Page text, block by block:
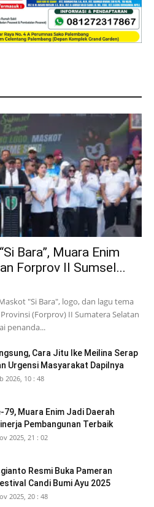
Bara”, Muara Enim
Forprov II Sumsel...
"Si Bara", logo, dan lagu tema
(Forprov) II Sumatera Selatan
penanda...
Cara Jitu Ike Meilina Serap
Urgensi Masyarakat Dapilnya
2026, 10 : 48
79, Muara Enim Jadi Daerah
Pembangunan Terbaik
2025, 21 : 02
Resmi Buka Pameran
Candi Bumi Ayu 2025
2025, 20 : 48